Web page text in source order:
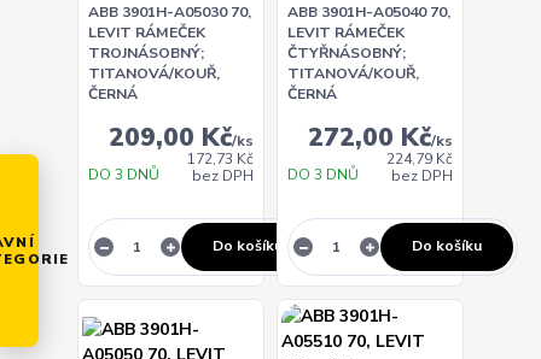
ABB 3901H-A05030 70,
LEVIT RÁMEČEK
TROJNÁSOBNÝ;
TITANOVÁ/KOUŘ,
ČERNÁ
209,00 Kč/ks
172,73 Kč
bez DPH
DO 3 DNŮ
Do košíku
ABB 3901H-A05040 70,
LEVIT RÁMEČEK
ČTYŘNÁSOBNÝ;
TITANOVÁ/KOUŘ,
ČERNÁ
272,00 Kč/ks
224,79 Kč
bez DPH
DO 3 DNŮ
Do košíku